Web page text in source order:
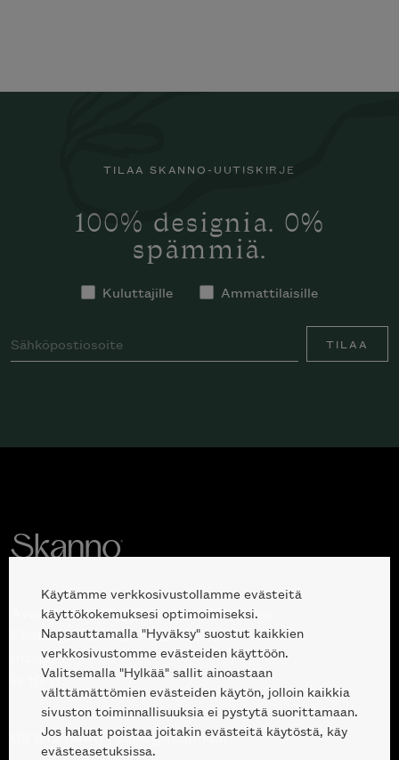
TILAA SKANNO-UUTISKIRJE
100% designia. 0%
spämmiä.
Kuluttajille Ammattilaisille
TILAA
Avoinna kuluttajille ja ammattilaisille:
Erottajankatu 2, 00120 Helsinki
ma-pe 10 — 18
la 10-17
09 612 9440 |sales@skanno.fi
Käytämme verkkosivustollamme evästeitä
käyttökokemuksesi optimoimiseksi.
Napsauttamalla "Hyväksy" suostut kaikkien
verkkosivustomme evästeiden käyttöön.
Valitsemalla "Hylkää" sallit ainoastaan
välttämättömien evästeiden käytön, jolloin kaikkia
sivuston toiminnallisuuksia ei pystytä suorittamaan.
Jos haluat poistaa joitakin evästeitä käytöstä, käy
evästeasetuksissa.